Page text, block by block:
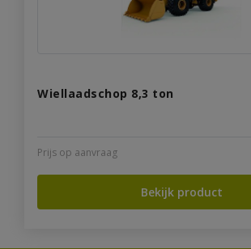
Wiellaadschop 8,3 ton
Prijs op aanvraag
Bekijk product